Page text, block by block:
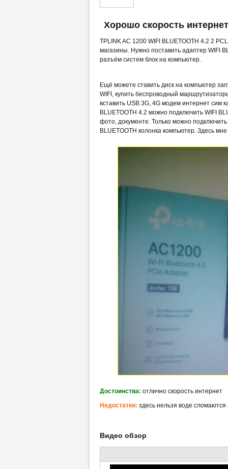
Хорошо скорость
TPLINK AC 1200 WIFI BLUETOOTH 4.2 2
магазины. Нужно поставить адаптер WIFI
разъём систем блок на компьютер.
Ещё можете ставить диск на компьютер
WIFI, купить беспроводный
вставить USB 3G, 4G модем интернет сим
BLUETOOTH 4.2 можно подключить WIFI
фото, документе. Только можно
BLUETOOTH колонка компьютер. Здесь
Достоинства: отлично скорость интернет
Недостатки: здесь нельзя воде сломаются
Видео обзор